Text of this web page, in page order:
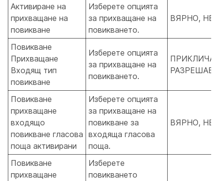
Активиране на
прихващане на
повикване
Изберете опцията
за прихващане на
повикването.
ВЯРНО,
Повикване
Прихващане
Входящ тип
повикване
Изберете опцията
за прихващане на
повикването.
Повикване
прихващане
входящо
повикване гласова
поща активирани
Изберете опцията
за прихващане на
повикване за
входяща гласова
поща.
ВЯРНО,
Повикване
прихващане
Изберете
повикването